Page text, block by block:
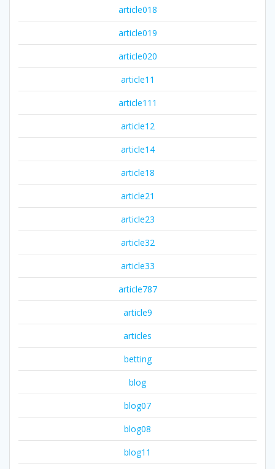
article018
article019
article020
article11
article111
article12
article14
article18
article21
article23
article32
article33
article787
article9
articles
betting
blog
blog07
blog08
blog11